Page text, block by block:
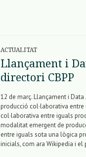
ACTUALITAT
Llançament i
directori CBPP
12 de març. Llançament i
producció col·laborativa
col·laborativa entre iguals
modalitat emergent de
entre iguals sota una lògica
inicials, com ara Wikipedia i